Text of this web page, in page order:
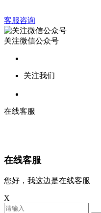
客服咨询
关注微信公众号
关注我们
在线客服
在线客服
您好，我这边是在线客服
X